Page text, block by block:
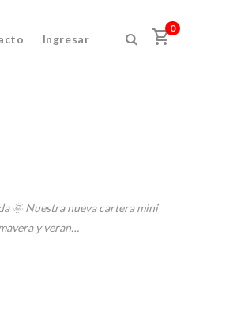
Ingresar shopping_cart0
🌞 Nuestra nueva cartera mini
y veran…